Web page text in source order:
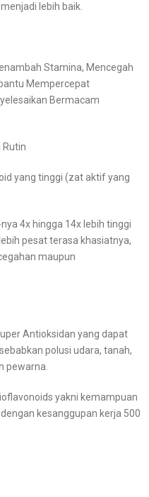
lebih baik.
Stamina, Mencegah
Mempercepat
Bermacam
Rutin
yang tinggi (zat aktif yang
4x hingga 14x lebih tinggi
pesat terasa khasiatnya,
maupun
Antioksidan yang dapat
polusi udara, tanah,
pewarna.
yakni kemampuan
kesanggupan kerja 500